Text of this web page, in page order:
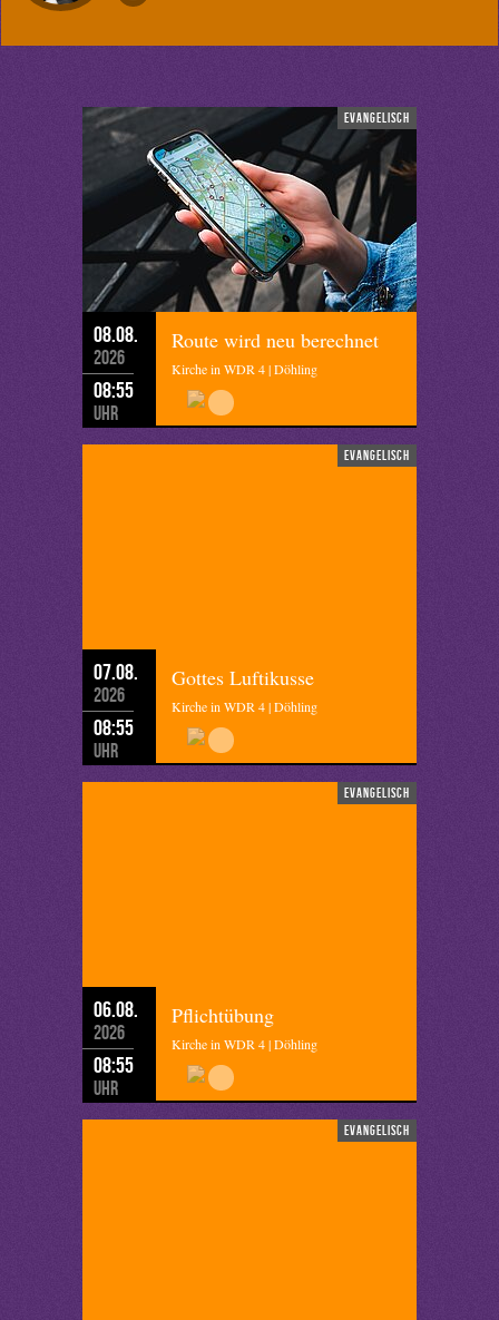
evangelisch
08.08.
2026
08:55
Uhr
Route wird neu berechnet
Kirche in WDR 4 | Döhling
evangelisch
07.08.
2026
08:55
Uhr
Gottes Luftikusse
Kirche in WDR 4 | Döhling
evangelisch
06.08.
2026
08:55
Uhr
Pflichtübung
Kirche in WDR 4 | Döhling
evangelisch